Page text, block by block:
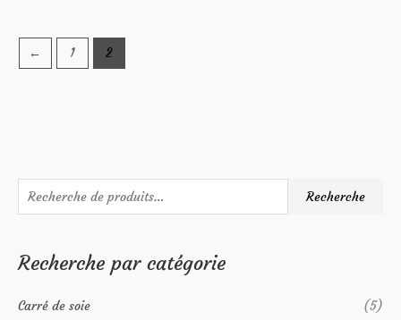
e
h
r
Recherche
Recherche par catégorie
Carré de soie (5)
← 1 2